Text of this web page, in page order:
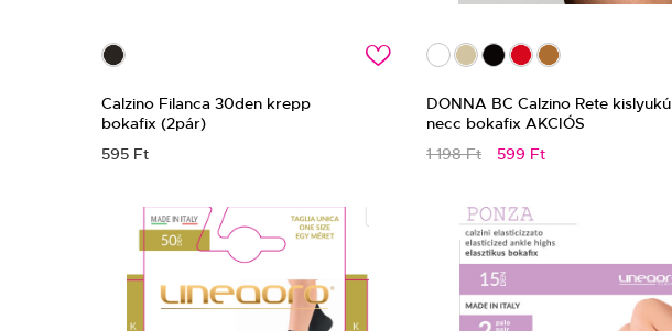
c
Calzino Filanca 30den krepp
bokafix (2pár)
595 Ft
DONNA BC Calzino Rete kislyukú
necc bokafix AKCIÓS
1 198 Ft
599 Ft